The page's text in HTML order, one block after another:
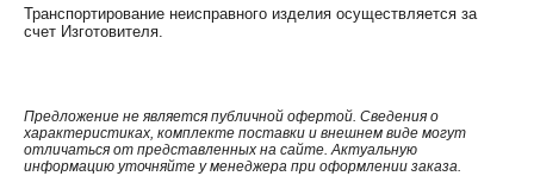
Транспортирование неисправного изделия осуществляется за
счет Изготовителя.
Предложение не является публичной офертой. Сведения о
характеристиках, комплекте поставки и внешнем виде могут
отличаться от представленных на сайте. Актуальную
информацию уточняйте у менеджера при оформлении заказа.